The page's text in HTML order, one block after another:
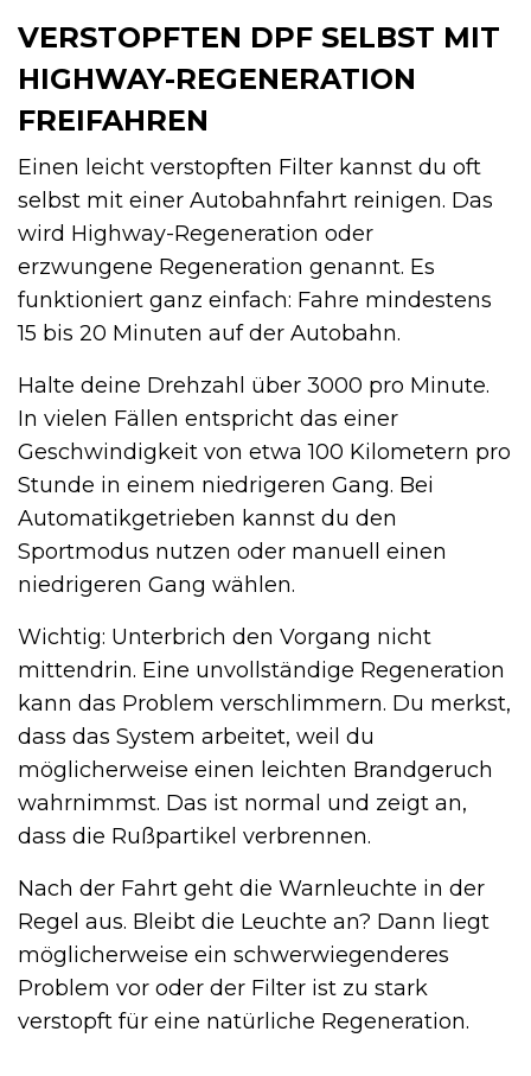
VERSTOPFTEN DPF SELBST MIT
HIGHWAY-REGENERATION
FREIFAHREN
Einen leicht verstopften Filter kannst du oft
selbst mit einer Autobahnfahrt reinigen. Das
wird Highway-Regeneration oder
erzwungene Regeneration genannt. Es
funktioniert ganz einfach: Fahre mindestens
15 bis 20 Minuten auf der Autobahn.
Halte deine Drehzahl über 3000 pro Minute.
In vielen Fällen entspricht das einer
Geschwindigkeit von etwa 100 Kilometern pro
Stunde in einem niedrigeren Gang. Bei
Automatikgetrieben kannst du den
Sportmodus nutzen oder manuell einen
niedrigeren Gang wählen.
Wichtig: Unterbrich den Vorgang nicht
mittendrin. Eine unvollständige Regeneration
kann das Problem verschlimmern. Du merkst,
dass das System arbeitet, weil du
möglicherweise einen leichten Brandgeruch
wahrnimmst. Das ist normal und zeigt an,
dass die Rußpartikel verbrennen.
Nach der Fahrt geht die Warnleuchte in der
Regel aus. Bleibt die Leuchte an? Dann liegt
möglicherweise ein schwerwiegenderes
Problem vor oder der Filter ist zu stark
verstopft für eine natürliche Regeneration.